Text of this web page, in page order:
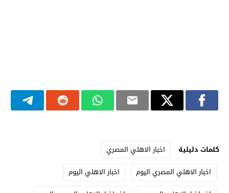
كلمات دليلية
اخبار الاهلي المصري
اخبار الاهلي المصري اليوم
اخبار الاهلي اليوم